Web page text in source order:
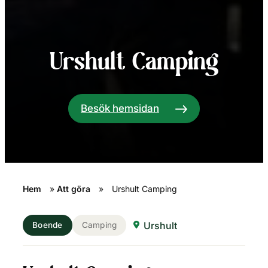
Urshult Camping
Besök hemsidan
Hem » Att göra » Urshult Camping
Boende Camping Urshult